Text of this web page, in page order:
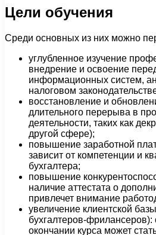
Цели обучения
Среди основных из них можно
углубленное изучение
внедрение и освоение
информационных систем,
налоговом
восстановление и
длительного перерыва в
деятельности, таких как
другой сфере);
повышение заработной
зависит от компетенции и
бухгалтера;
повышение
наличие аттестата о
привлечет внимание
увеличение клиентской
бухгалтеров-фрилансеров):
окончании курса может